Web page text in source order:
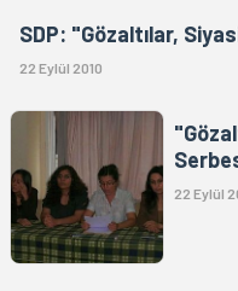
SDP: "Gözaltılar,
22 Eylül 2010
22 Eylül